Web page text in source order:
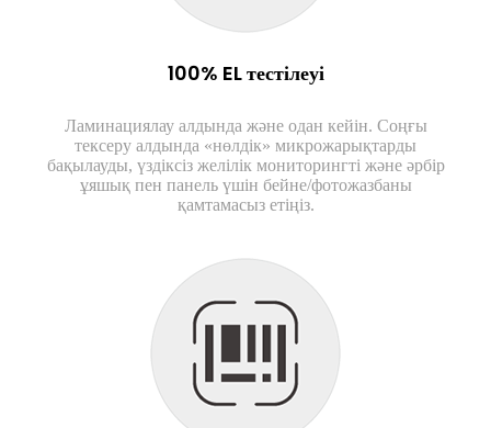
100% EL тестілеуі
Ламинациялау алдында және одан кейін. Соңғы
тексеру алдында «нөлдік» микрожарықтарды
бақылауды, үздіксіз желілік мониторингті және әрбір
ұяшық пен панель үшін бейне/фотожазбаны
қамтамасыз етіңіз.